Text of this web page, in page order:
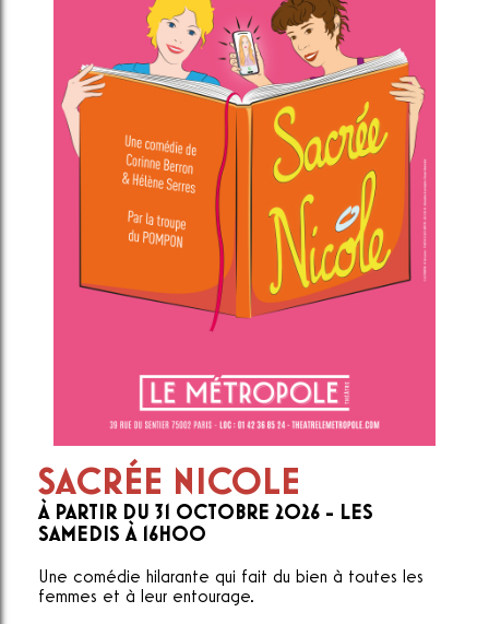
SACRÉE NICOLE
À PARTIR DU 31 OCTOBRE 2026 - LES
SAMEDIS À 16H00
Une comédie hilarante qui fait du bien à toutes les
femmes et à leur entourage.